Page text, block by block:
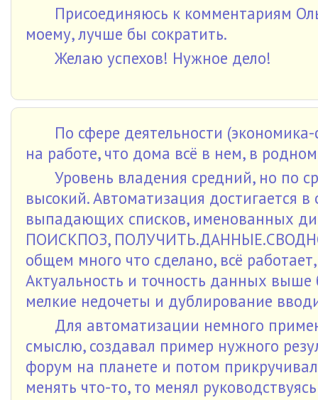
Присоединяюсь к комментариям
моему, лучше бы сократить.
Желаю успехов! Нужное дело!
По сфере деятельности
на работе, что дома всё в нем, в
Уровень владения средний, но по
высокий. Автоматизация достигается
выпадающих списков, именованных
ПОИСКПОЗ,
общем много что сделано, всё
Актуальность и точность данных выше
мелкие недочеты и дублирование
Для автоматизации немного
смыслю, создавал пример нужного
форум на планете и потом
менять что-то, то менял